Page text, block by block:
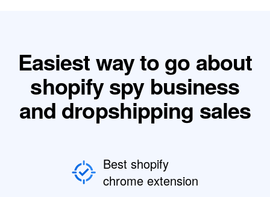
Easiest way to go about
shopify spy business
and dropshipping sales
Best shopify
chrome extension